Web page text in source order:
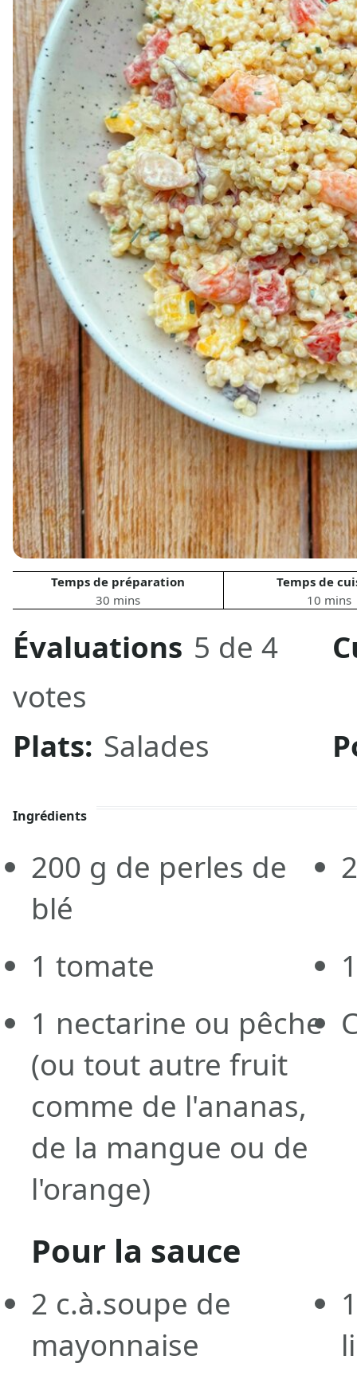
Temps de préparation
30 mins
Temps de
10 mins
Évaluations 5 de 4
votes
Plats: Salades
Ingrédients
200 g de perles de
blé
1 tomate
1 nectarine ou pêche
(ou tout autre fruit
comme de l'ananas,
de la mangue ou de
l'orange)
Pour la sauce
2 c.à.soupe de
mayonnaise